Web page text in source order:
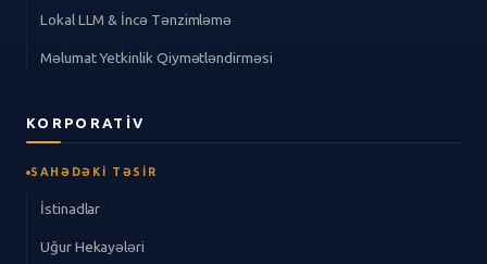
Lokal LLM & İncə Tənzimləmə
Məlumat Yetkinlik Qiymətləndirməsi
KORPORATIV
SAHƏDƏKI TƏSIR
İstinadlar
Uğur Hekayələri